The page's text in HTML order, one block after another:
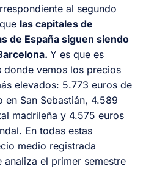
al segundo
las capitales de
de España siguen siendo
Y es que es
donde vemos los precios
elevados: 5.773 euros de
San Sebastián, 4.589
madrileña y 4.575 euros
En todas estas
medio registrada
el primer semestre